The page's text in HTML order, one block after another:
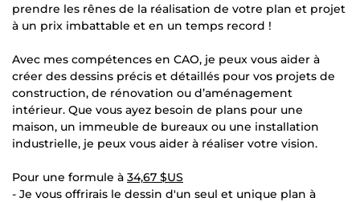
prendre les rênes de la réalisation de votre plan et projet
à un prix imbattable et en un temps record !
Avec mes compétences en CAO, je peux vous aider à
créer des dessins précis et détaillés pour vos projets de
construction, de rénovation ou d’aménagement
intérieur. Que vous ayez besoin de plans pour une
maison, un immeuble de bureaux ou une installation
industrielle, je peux vous aider à réaliser votre vision.
Pour une formule à 34,67 $US
- Je vous offrirais le dessin d'un seul et unique plan à